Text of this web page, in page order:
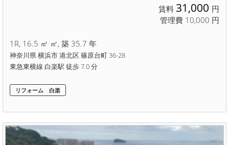
賃料 31,000 円
管理費 10,000 円
1R, 16.5 ㎡ ㎡, 築 35.7 年
神奈川県 横浜市 港北区 篠原台町 36-28
東急東横線 白楽駅 徒歩 7.0 分
リフォーム 白楽